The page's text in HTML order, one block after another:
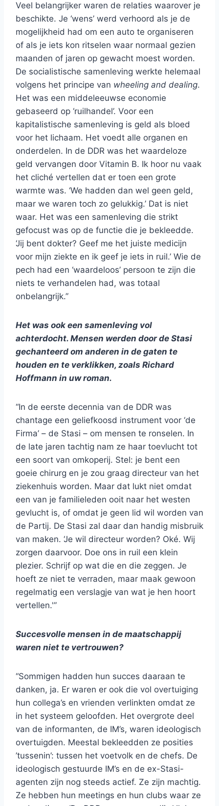
Veel belangrijker waren de relaties waarover je
beschikte. Je ‘wens’ werd verhoord als je de
mogelijkheid had om een auto te organiseren
of als je iets kon ritselen waar normaal gezien
maanden of jaren op gewacht moest worden.
De socialistische samenleving werkte helemaal
volgens het principe van wheeling and dealing.
Het was een middeleeuwse economie
gebaseerd op ‘ruilhandel’. Voor een
kapitalistische samenleving is geld als bloed
voor het lichaam. Het voedt alle organen en
onderdelen. In de DDR was het waardeloze
geld vervangen door Vitamin B. Ik hoor nu vaak
het cliché vertellen dat er toen een grote
warmte was. ‘We hadden dan wel geen geld,
maar we waren toch zo gelukkig.’ Dat is niet
waar. Het was een samenleving die strikt
gefocust was op de functie die je bekleedde.
‘Jij bent dokter? Geef me het juiste medicijn
voor mijn ziekte en ik geef je iets in ruil.’ Wie de
pech had een ‘waardeloos’ persoon te zijn die
niets te verhandelen had, was totaal
onbelangrijk.”
Het was ook een samenleving vol
achterdocht. Mensen werden door de Stasi
gechanteerd om anderen in de gaten te
houden en te verklikken, zoals Richard
Hoffmann in uw roman.
“In de eerste decennia van de DDR was
chantage een geliefkoosd instrument voor ‘de
Firma’ – de Stasi – om mensen te ronselen. In
de late jaren tachtig nam ze haar toevlucht tot
een soort van omkoperij. Stel: je bent een
goeie chirurg en je zou graag directeur van het
ziekenhuis worden. Maar dat lukt niet omdat
een van je familieleden ooit naar het westen
gevlucht is, of omdat je geen lid wil worden van
de Partij. De Stasi zal daar dan handig misbruik
van maken. ‘Je wil directeur worden? Oké. Wij
zorgen daarvoor. Doe ons in ruil een klein
plezier. Schrijf op wat die en die zeggen. Je
hoeft ze niet te verraden, maar maak gewoon
regelmatig een verslagje van wat je hen hoort
vertellen.'”
Succesvolle mensen in de maatschappij
waren niet te vertrouwen?
“Sommigen hadden hun succes daaraan te
danken, ja. Er waren er ook die vol overtuiging
hun collega’s en vrienden verlinkten omdat ze
in het systeem geloofden. Het overgrote deel
van de informanten, de IM’s, waren ideologisch
overtuigden. Meestal bekleedden ze posities
’tussenin’: tussen het voetvolk en de chefs. De
ideologisch gestuurde IM’s en de ex-Stasi-
agenten zijn nog steeds actief. Ze zijn machtig.
Ze hebben hun meetings en hun clubs waar ze